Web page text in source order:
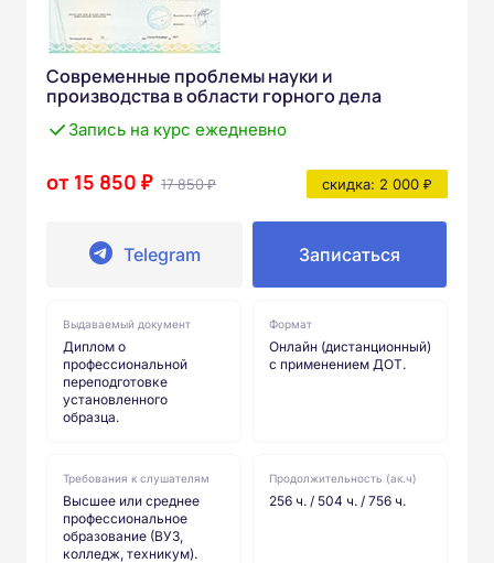
Современные проблемы науки и
производства в области горного дела
Запись на курс ежедневно
от 15 850 ₽ 17 850 ₽ скидка: 2 000 ₽
Telegram Записаться
Выдаваемый документ
Диплом о
профессиональной
переподготовке
установленного
образца.
Формат
Онлайн (дистанционный)
с применением ДОТ.
Требования к слушателям
Высшее или среднее
профессиональное
образование (ВУЗ,
колледж, техникум).
Продолжительность (ак.ч)
256 ч. / 504 ч. / 756 ч.